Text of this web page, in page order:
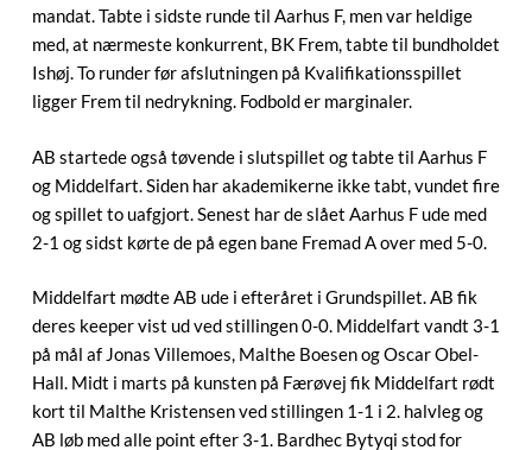
mandat. Tabte i sidste runde til Aarhus F, men var heldige
med, at nærmeste konkurrent, BK Frem, tabte til bundholdet
Ishøj. To runder før afslutningen på Kvalifikationsspillet
ligger Frem til nedrykning. Fodbold er marginaler.
AB startede også tøvende i slutspillet og tabte til Aarhus F
og Middelfart. Siden har akademikerne ikke tabt, vundet fire
og spillet to uafgjort. Senest har de slået Aarhus F ude med
2-1 og sidst kørte de på egen bane Fremad A over med 5-0.
Middelfart mødte AB ude i efteråret i Grundspillet. AB fik
deres keeper vist ud ved stillingen 0-0. Middelfart vandt 3-1
på mål af Jonas Villemoes, Malthe Boesen og Oscar Obel-
Hall. Midt i marts på kunsten på Færøvej fik Middelfart rødt
kort til Malthe Kristensen ved stillingen 1-1 i 2. halvleg og
AB løb med alle point efter 3-1. Bardhec Bytyqi stod for